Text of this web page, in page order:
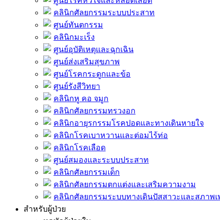
คลินิกศัลยกรรมระบบประสาท
ศูนย์ทันตกรรม
คลินิกมะเร็ง
ศูนย์อุบัติเหตุและฉุกเฉิน
ศูนย์ส่งเสริมสุขภาพ
ศูนย์โรคกระดูกและข้อ
ศูนย์รังสีวิทยา
คลินิกหู คอ จมูก
คลินิกศัลยกรรมทรวงอก
คลินิกอายุรกรรมโรคปอดและทางเดินหายใจ
คลินิกโรคเบาหวานและต่อมไร้ท่อ
คลินิกโรคเลือด
ศูนย์สมองและระบบประสาท
คลินิกศัลยกรรมเด็ก
คลินิกศัลยกรรมตกแต่งและเสริมความงาม
คลินิกศัลยกรรมระบบทางเดินปัสสาวะและสภาพเ
สำหรับผู้ป่วย